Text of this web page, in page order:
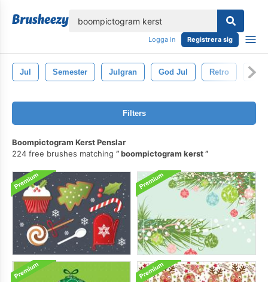
Logga in Registrera sig
Jul Semester Julgran God Jul Retro
Filters
Boompictogram Kerst Penslar
224 free brushes matching
boompictogram kerst